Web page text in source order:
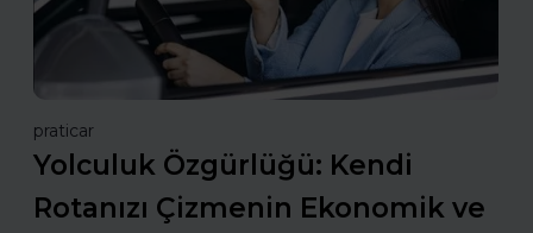
praticar
Yolculuk Özgürlüğü: Kendi
Rotanızı Çizmenin Ekonomik ve